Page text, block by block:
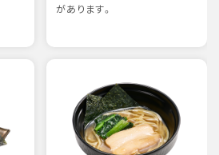
があります。